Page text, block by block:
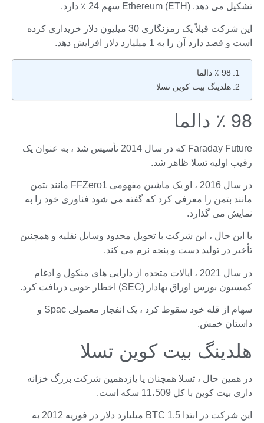
تشکیل می دهد. Ethereum (ETH) سهم 24 ٪ دارد.
این شرکت قبلاً یک رمزنگاری 30 میلیون دلار خریداری کرده
است و قصد دارد آن را به 1 میلیارد دلار افزایش دهد.
98 ٪ دالما
هلدینگ بیت کوین تسلا
98 ٪ دالما
Faraday Future که در سال 2014 تأسیس شد ، به عنوان یک
رقیب اولیه تسلا ظاهر شد.
در سال 2016 ، او یک ماشین مفهومی FFZero1 مانند بتمن
مانند بتمن را معرفی کرد که گفته می شود فناوری خود را به
نمایش می گذارد.
با این حال ، این شرکت با تحویل محدود وسایل نقلیه و همچنین
تأخیر در تولید دست و پنجه نرم می کند.
در سال 2021 ، ایالات متحده از دارایی های منكول و ادغام
كمسیون بورس اوراق بهادار (SEC) اخطار خوبی دریافت كرد.
سهام از قله خود سقوط کرد ، یک انفجار معمولی Spac و
داستان خمش.
هلدینگ بیت کوین تسلا
در همین حال ، تسلا همچنان یا یازدهمین شرکت بزرگ خزانه
داری بیت کوین با کل 11،509 سکه است.
این شرکت در ابتدا BTC 1.5 میلیارد دلار در فوریه 2012 به